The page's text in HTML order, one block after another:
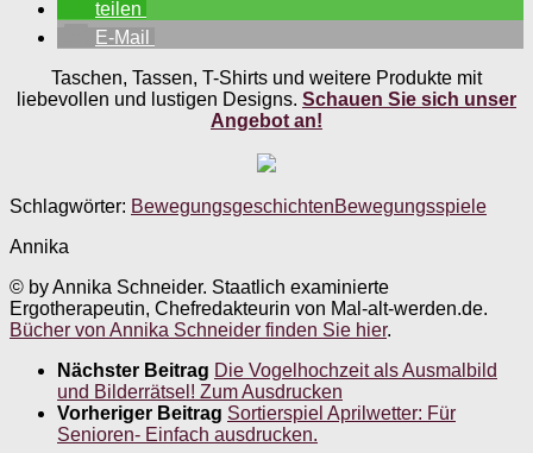
teilen
E-Mail
Taschen, Tassen, T-Shirts und weitere Produkte mit
liebevollen und lustigen Designs. Schauen Sie sich unser
Angebot an!
Schlagwörter: BewegungsgeschichtenBewegungsspiele
Annika
© by Annika Schneider. Staatlich examinierte
Ergotherapeutin, Chefredakteurin von Mal-alt-werden.de.
Bücher von Annika Schneider finden Sie hier.
Nächster Beitrag Die Vogelhochzeit als Ausmalbild
und Bilderrätsel! Zum Ausdrucken
Vorheriger Beitrag Sortierspiel Aprilwetter: Für
Senioren- Einfach ausdrucken.